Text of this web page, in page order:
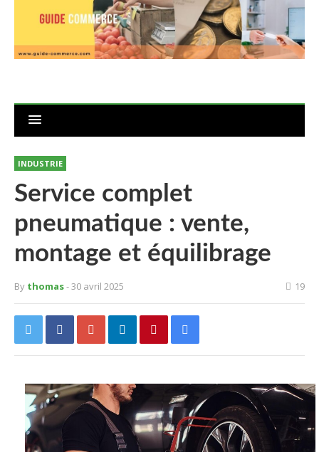
INDUSTRIE
Service complet
pneumatique : vente,
montage et équilibrage
By thomas- 30 avril 2025 19